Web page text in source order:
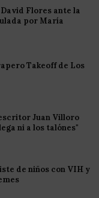
Flores ante la
por María
Takeoff de Los
Juan Villoro
ni a los talónes"
de niños con VIH y